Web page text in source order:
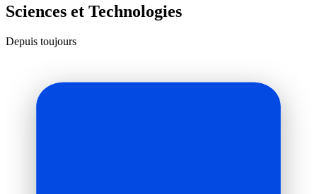
Sciences et Technologies
Depuis toujours